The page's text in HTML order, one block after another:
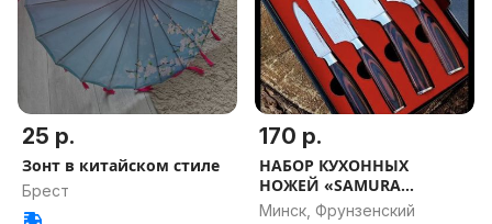
25 р.
Зонт в китайском стиле
Брест
170 р.
НАБОР КУХОННЫХ
НОЖЕЙ «SAMURA
DAMASCUS»
Минск, Фрунзенский